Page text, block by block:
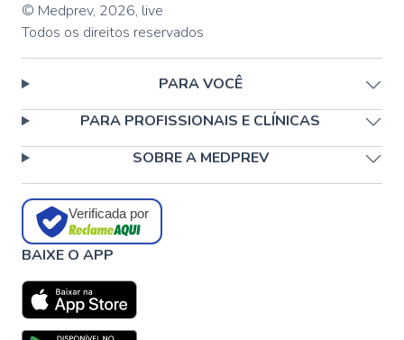
© Medprev, 2026, live
Todos os direitos reservados
PARA VOCÊ
PARA PROFISSIONAIS E CLÍNICAS
SOBRE A MEDPREV
Verificada por
BAIXE O APP